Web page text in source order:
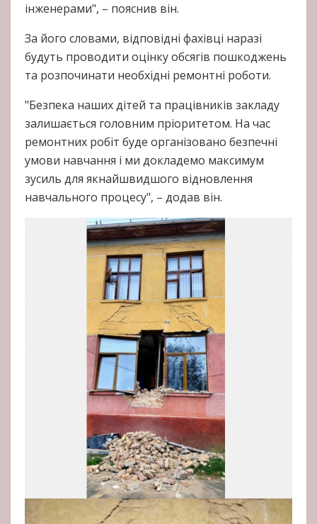
інженерами", – пояснив він.
За його словами, відповідні фахівці наразі
будуть проводити оцінку обсягів пошкоджень
та розпочинати необхідні ремонтні роботи.
"Безпека наших дітей та працівників закладу
залишається головним пріоритетом. На час
ремонтних робіт буде організовано безпечні
умови навчання і ми докладемо максимум
зусиль для якнайшвидшого відновлення
навчального процесу", – додав він.